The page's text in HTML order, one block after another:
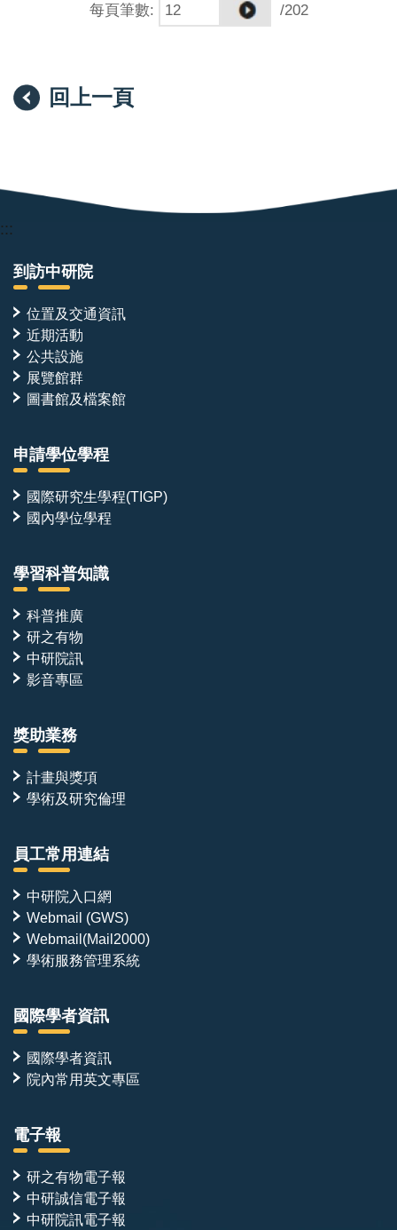
子，但其價值必須經由蛋白質表現與純化、生物物理定
量、生化重組反應與結構解析逐一檢證。計算設計平台
所開發之設計蛋白質，除作為解析酵素活化與調控機制
的分子工具外，亦具備發展為專一性抑制劑或標的蛋白
化重組與結構層次完整驗證的分子，將進一步與細胞生
物學實驗室合作，推進至細胞模式與疾病模式之功能驗
證。本職位所產出的分子與數據，即為銜接分子設計與
轉譯應用的起點。
跨團隊合作
角色。分子產出與實驗數據將同時對接：
●計算設計團隊——回饋親和力、專一性與結構資訊，
驅動下一輪設計迭代
之數據收集與結構解析
●細胞生物學合作團隊——將經生化與結構驗證之分子
導入細胞系統，檢驗其對泛素化修飾與下游訊息路徑之
調控效果，並進一步延伸至疾病相關模式
●國內外學術合作單位——共同推動方法開發與轉譯應
用
化重組—結構解析—細胞功能—疾病調控」的完整鏈
研究環境
實驗平台包括冷凍電子顯微鏡、蛋白質結晶學、AI 加速
之 NMR 數據收集與分析、HDX-MS、ITC/BLI，以及酵
母菌表面呈現（yeast surface display, YSD）篩選與親
Biology（2023）、JACS（2026）、Journal of
Biological Chemistry（2025）、Journal of Molecular
Biology（2023）與 Protein Science（2026）。
–2030）、人工智慧與蛋白質設計計畫（2025–
人），提供穩定的研究環境與多元的跨領域合作機會。
每頁筆數: /202
回上一頁
:::
到訪中研院
位置及交通資訊
近期活動
公共設施
展覽館群
圖書館及檔案館
申請學位學程
國際研究生學程(TIGP)
國內學位學程
學習科普知識
科普推廣
研之有物
中研院訊
影音專區
獎助業務
計畫與獎項
學術及研究倫理
員工常用連結
中研院入口網
Webmail (GWS)
Webmail(Mail2000)
學術服務管理系統
國際學者資訊
國際學者資訊
院內常用英文專區
電子報
研之有物電子報
中研誠信電子報
中研院訊電子報